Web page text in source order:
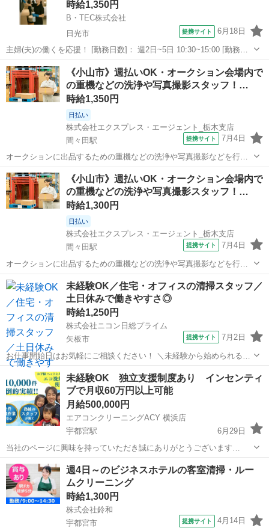
す。 ＿＿＿＿＿＿＿＿...
時給1,350円
B・TEC株式会社
日光市
提携サイト 6月18日
主婦(夫)の働くを応援！ [勤務日数]： 週2日~5日 10:30~15:00 [勤務
地・最寄駅]： 栃木県日光市本町1573-8 ヒューリックふふ株式会
社 【派遣元】B・TEC株式会社 日光駅自動車10分 [職...
栃木 日光市 清掃
《小山市》週払いOK・オークション会場内で
の重機などの洗浄や写真撮影スタッフ！…
時給1,350円
日払い
株式会社エクスプレス・エージェント_栃木支店
間々田駅
提携サイト 7月4日
オークションに出品するための重機などの洗浄や写真撮影などを行い
ます。会場の設営などもお任せします。★ ▼△ 日収例 △▼ 10,100
円～11,600円 ▼△ 月収例 △▼ 212,000円～256,000円 ☆応募後...
栃木 小山市 間々田駅 清掃
《小山市》週払いOK・オークション会場内で
の重機などの洗浄や写真撮影スタッフ！…
時給1,300円
日払い
株式会社エクスプレス・エージェント_栃木支店
間々田駅
提携サイト 7月4日
オークションに出品するための重機などの洗浄や写真撮影などを行い
ます。会場の設営などもお任せします。★ ▼△ 日収例 △▼ 9,750
円～11,200円 ▼△ 月収例 △▼ 204,000円～246,000円 ☆応募後
の...
栃木 間々田駅 清掃
未経験OK／住宅・オフィスの清掃スタッフ／
土日休みで働きやすさ◎
時給1,250円
株式会社ニコン日総プライム
矢板市
提携サイト 7月2日
お仕事開始日はお気軽にご相談ください！ ＼未経験から始められる清
掃スタッフ／ ダスキン加盟店での清掃業務をお任せします。 ≪主なお
仕事≫ ご契約企業や一般住宅での清掃作業です。 ・エアコン清掃 ・
浴室清掃 ・レンジフー...
矢板市 清掃
未経験OK 独立支援制度あり インセンティ
ブで月収60万円以上可能
月給500,000円
エアコンクリーニングACY 横浜店
宇都宮駅
6月29日
当社のページに興味を持っていただき誠にありがとうございます
*********************************************************** ２０２４年５月末
に入った２４歳のスタ...
栃木 宇都宮市 宇都宮駅 清掃 スタッフ
週4日～のビジネスホテルの客室清掃・ルー
ムクリーニング
時給1,300円
株式会社鈴和
宇都宮市
提携サイト 4月14日